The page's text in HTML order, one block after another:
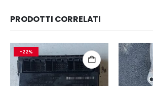
PRODOTTI CORRELATI
-22%